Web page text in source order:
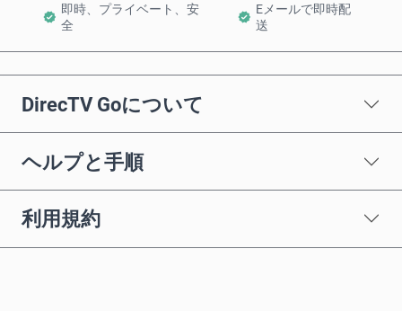
即時、プライベート、安
全
Eメールで即時配
送
DirecTV Goについて
ヘルプと手順
利用規約